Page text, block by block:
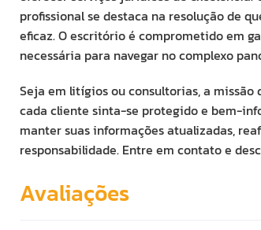
profissional se destaca na resolução de
eficaz. O escritório é comprometido em
necessária para navegar no complexo
Seja em litígios ou consultorias, a missão
cada cliente sinta-se protegido e bem-
manter suas informações atualizadas,
responsabilidade. Entre em contato e
Avaliações